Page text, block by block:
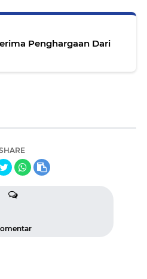
Penghargaan Dari